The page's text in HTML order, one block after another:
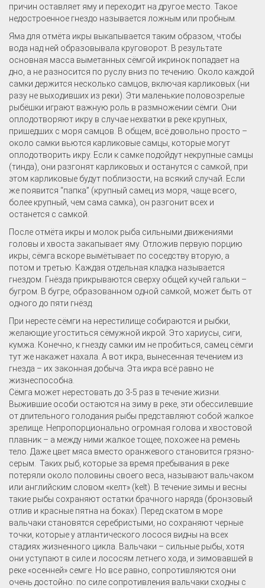
причин оставляет яму и переходит на другое место. Такое
недостроенное гнездо называется ложным или пробным.
Яма для отмёта икры выкапывается таким образом, чтобы
вода над ней образовывала круговорот. В результате
основная масса выметанных сёмгой икринок попадает на
дно, а не разносится по руслу вниз по течению. Около каждой
самки держится несколько самцов, включая карликовых (ни
разу не выходивших из реки). Эти маленькие половозрелые
рыбёшки играют важную роль в размножении сёмги. Они
оплодотворяют икру в случае нехватки в реке крупных,
пришедших с моря самцов. В общем, всё довольно просто –
около самки вьются карликовые самцы, которые могут
оплодотворить икру. Если к самке подойдут некрупные самцы
(тинда), они разгонят карликовых и останутся с самкой, при
этом карликовые будут поблизости, на всякий случай. Если
же появится “папка” (крупный самец из моря, чаще всего,
более крупный, чем сама самка), он разгонит всех и
останется с самкой.
После отмёта икры и молок рыба сильными движениями
головы и хвоста закапывает яму. Отложив первую порцию
икры, сёмга вскоре вымётывает по соседству вторую, а
потом и третью. Каждая отдельная кладка называется
гнездом. Гнёзда прикрываются сверху общей кучей гальки –
бугром. В бугре, образованном одной самкой, может быть от
одного до пяти гнёзд.
При нересте сёмги на нерестилище собираются и рыбки,
желающие угоститься сёмужной икрой. Это хариусы, сиги,
кумжа. Конечно, к гнезду самки им не пробиться, самец сёмги
тут же накажет нахала. А вот икра, вынесенная течением из
гнезда – их законная добыча. Эта икра всё равно не
жизнеспособна.
Сёмга может нерестовать до 3-5 раз в течение жизни.
Выжившие особи остаются на зиму в реке, эти обессилевшие
от длительного голодания рыбы представляют собой жалкое
зрелище. Непропорционально огромная голова и хвостовой
плавник – а между ними жалкое тощее, похожее на ремень
тело. Даже цвет мяса вместо оранжевого становится грязно-
серым. Таких рыб, которые за время пребывания в реке
потеряли около половины своего веса, называют вальчаком
или английским словом «келт» (kelt). В течение зимы и весны
такие рыбы сохраняют остатки брачного наряда (бронзовый
отлив и красные пятна на боках). Перед скатом в море
вальчаки становятся серебристыми, но сохраняют черные
точки, которые у атлантического лосося видны на всех
стадиях жизненного цикла. Вальчаки – сильные рыбы, хотя
они уступают в силе и лососям летнего хода, и зимовавшей в
реке «осенней» семге. Но все равно, сопротивляются они
очень достойно: по силе сопротивления вальчаки сходны с